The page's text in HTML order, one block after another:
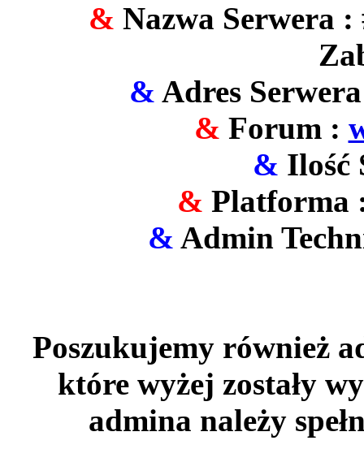
& Nazwa Serwera
& Adres
& Forum :
& Ilość
& Platforma
& Admin
Poszukujemy również
które wyżej zostały
admina należy